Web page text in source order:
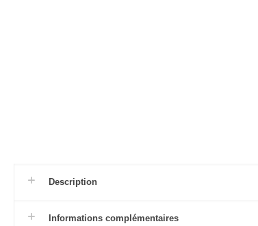
Description
Informations complémentaires